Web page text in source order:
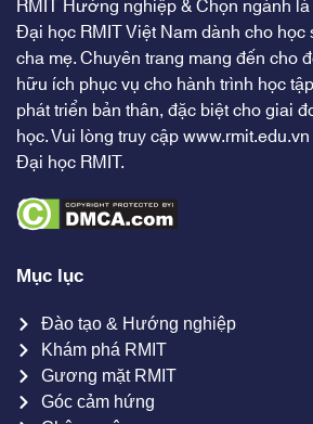
RMIT Hướng nghiệp & Chọn ngành
Đại học RMIT Việt Nam dành cho
cha mẹ. Chuyên trang mang đến cho
hữu ích phục vụ cho hành trình học
phát triển bản thân, đặc biệt cho giai
học. Vui lòng truy cậpwww.rmit.edu.vn
Đại học RMIT.
Mục lục
Đào tạo & Hướng nghiệp
Khám phá RMIT
Gương mặt RMIT
Góc cảm hứng